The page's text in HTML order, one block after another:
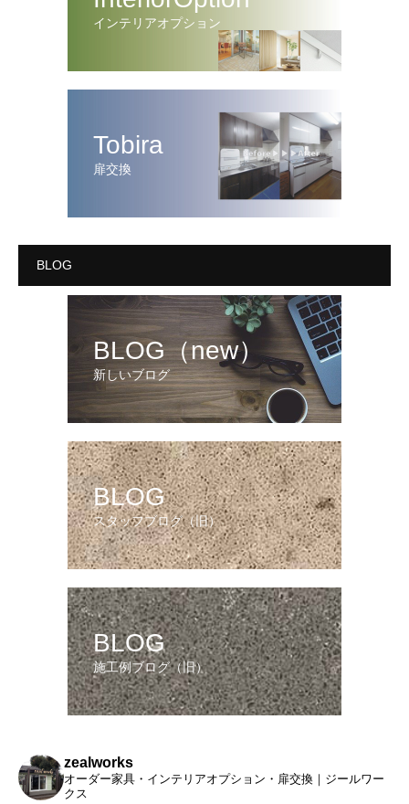
インテリアオプション
Tobira
扉交換
BLOG
BLOG（new）
新しいブログ
BLOG
スタッフブログ（旧）
BLOG
施工例ブログ（旧）
zealworks
オーダー家具・インテリアオプション・扉交換｜ジールワー
クス